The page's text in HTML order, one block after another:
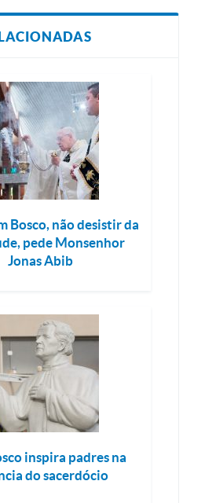
Bosco, não desistir da
pede Monsenhor
Jonas Abib
inspira padres na
do sacerdócio